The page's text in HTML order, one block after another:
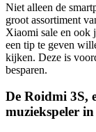
Niet alleen de
groot assortiment
Xiaomi sale en ook
een tip te geven
kijken. Deze is
besparen.
De Roidmi 3S,
muziekspeler